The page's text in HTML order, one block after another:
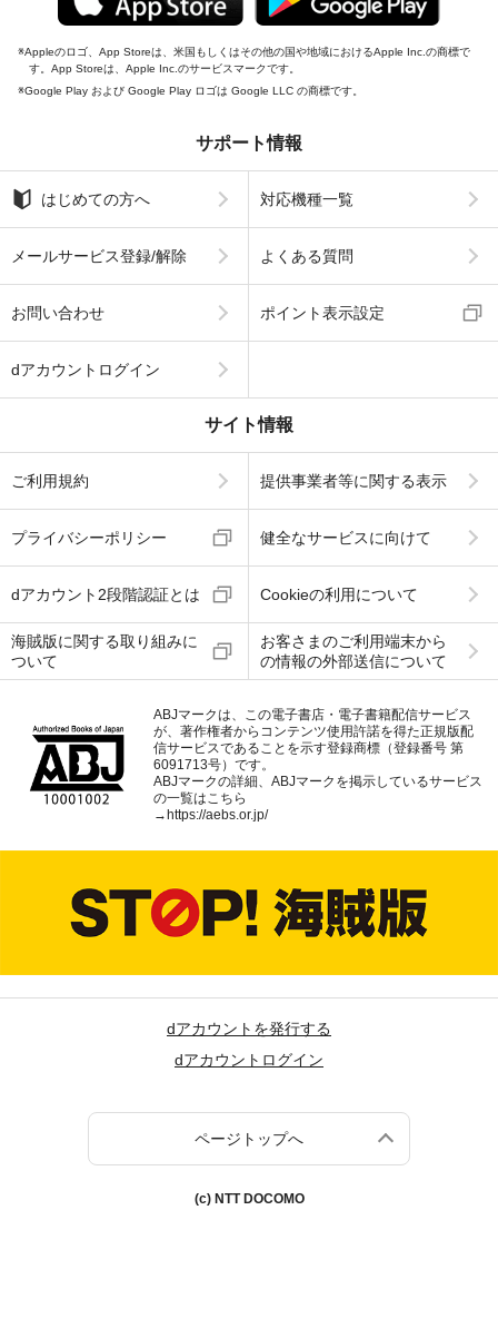
Appleのロゴ、App Storeは、米国もしくはその他の国や地域におけるApple Inc.の商標で
す。App Storeは、Apple Inc.のサービスマークです。
Google Play および Google Play ロゴは Google LLC の商標です。
サポート情報
はじめての方へ 対応機種一覧
メールサービス登録/解除 よくある質問
お問い合わせ ポイント表示設定
dアカウントログイン
サイト情報
ご利用規約 提供事業者等に関する表示
プライバシーポリシー 健全なサービスに向けて
dアカウント2段階認証とは Cookieの利用について
海賊版に関する取り組みに
ついて
お客さまのご利用端末から
の情報の外部送信について
ABJマークは、この電子書店・電子書籍配信サービス
が、著作権者からコンテンツ使用許諾を得た正規版配
信サービスであることを示す登録商標（登録番号 第
6091713号）です。
ABJマークの詳細、ABJマークを掲示しているサービス
の一覧はこちら
→https://aebs.or.jp/
dアカウントを発行する
dアカウントログイン
ページトップへ
(c) NTT DOCOMO